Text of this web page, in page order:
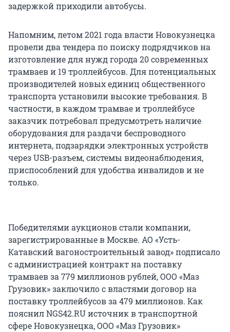
задержкой приходили автобусы.
Напомним, летом 2021 года власти Новокузнецка
провели два тендера по поиску подрядчиков на
изготовление для нужд города 20 современных
трамваев и 19 троллейбусов. Для потенциальных
производителей новых единиц общественного
транспорта установили высокие требования. В
частности, в каждом трамвае и троллейбусе
заказчик потребовал предусмотреть наличие
оборудования для раздачи беспроводного
интернета, подзарядки электронных устройств
через USB-разъем, системы видеонаблюдения,
приспособлений для удобства инвалидов и не
только.
Победителями аукционов стали компании,
зарегистрированные в Москве. АО «Усть-
Катавский вагоностроительный завод» подписало
с администрацией контракт на поставку
трамваев за 779 миллионов рублей, ООО «Маз
Грузовик» заключило с властями договор на
поставку троллейбусов за 479 миллионов. Как
пояснил NGS42.RU источник в транспортной
сфере Новокузнецка, ООО «Маз Грузовик»